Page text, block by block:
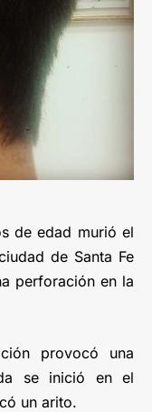
de edad murió el
de Santa Fe
perforación en la
provocó una
se inició en el
un arito.